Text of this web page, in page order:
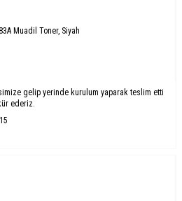
Muadil Toner, Siyah
gelip yerinde kurulum yaparak teslim etti
ederiz.